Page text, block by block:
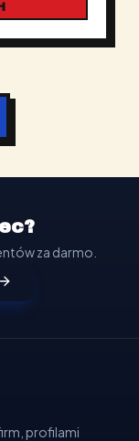
za darmo.
profilami